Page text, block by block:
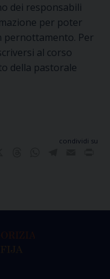
dei responsabili
per poter
pernottamento. Per
al corso
della pastorale
condividi su